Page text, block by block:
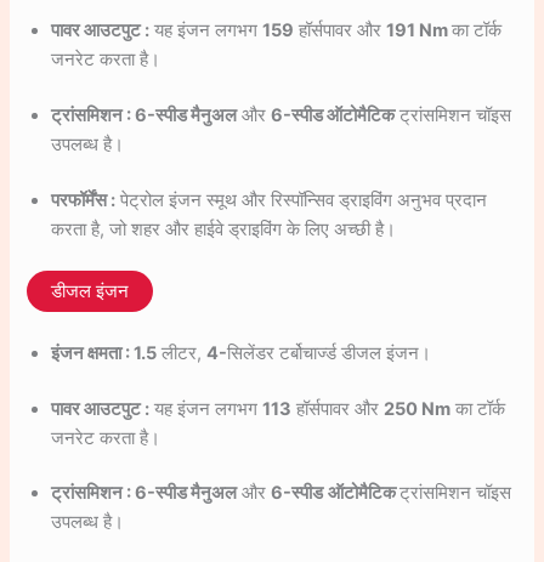
पावर आउटपुट : यह इंजन लगभग159 हॉर्सपावर और191 Nmका टॉर्क
जनरेट करता है।
ट्रांसमिशन : 6-स्पीड मैनुअलऔर6-स्पीड ऑटोमैटिकट्रांसमिशन चॉइस
उपलब्ध है।
परफॉर्मेंस : पेट्रोल इंजन स्मूथ और रिस्पॉन्सिव ड्राइविंग अनुभव प्रदान
करता है, जो शहर और हाईवे ड्राइविंग के लिए अच्छी है।
डीजल इंजन
इंजन क्षमता : 1.5 लीटर,4-सिलेंडर टर्बोचार्ज्ड डीजल इंजन।
पावर आउटपुट : यह इंजन लगभग113 हॉर्सपावर और 250 Nm का टॉर्क
जनरेट करता है।
ट्रांसमिशन : 6-स्पीड मैनुअलऔर6-स्पीड ऑटोमैटिकट्रांसमिशन चॉइस
उपलब्ध है।